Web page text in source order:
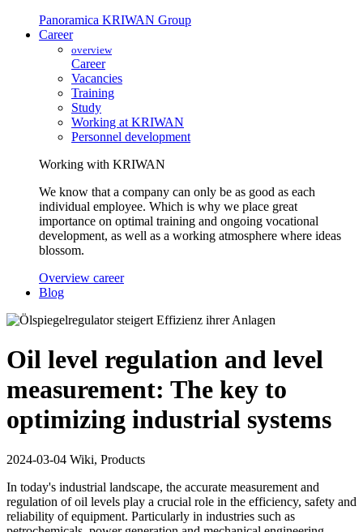
Panoramica KRIWAN Group
Career
overview
Career
Vacancies
Training
Study
Working at KRIWAN
Personnel development
Working with KRIWAN
We know that a company can only be as good as each
individual employee. Which is why we place great
importance on optimal training and ongoing vocational
development, as well as a working atmosphere where ideas
blossom.
Overview career
Blog
Oil level regulation and level
measurement: The key to
optimizing industrial systems
2024-03-04 Wiki, Products
In today's industrial landscape, the accurate measurement and
regulation of oil levels play a crucial role in the efficiency, safety and
reliability of equipment. Particularly in industries such as